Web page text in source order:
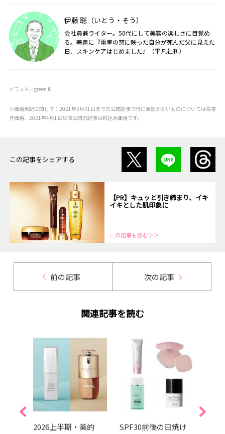
伊藤 聡（いとう・そう）
会社員兼ライター。50代にして美容の楽しさに目覚め
る。著書に『電車の窓に映った自分が死んだ父に見えた
日、スキンケアはじめました』（平凡社刊）
イラスト／green K
※価格表記に関して：2021年3月31日までの公開記事で特に表記がないものについては税抜
き価格、2021年4月1日以降公開の記事は税込み価格です。
この記事をシェアする
【PR】キュッと引き締まり、イキ
イキとした肌印象に
この記事も読む＞＞
前の記事 次の記事
関連記事を読む
2026上半期・美的
SPF30前後の日焼け